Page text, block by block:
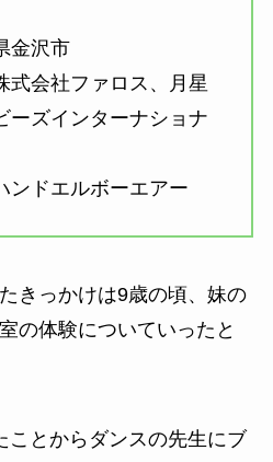
金沢市
式会社ファロス、月星
ーズインターナショナ
ンドエルボーエアー
きっかけは9歳の頃、妹の
の体験についていったと
ことからダンスの先生にブ